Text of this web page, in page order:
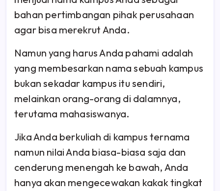
bahan pertimbangan pihak perusahaan
agar bisa merekrut Anda.
Namun yang harus Anda pahami adalah
yang membesarkan nama sebuah kampus
bukan sekadar kampus itu sendiri,
melainkan orang-orang di dalamnya,
terutama mahasiswanya.
Jika Anda berkuliah di kampus ternama
namun nilai Anda biasa-biasa saja dan
cenderung menengah ke bawah, Anda
hanya akan mengecewakan kakak tingkat